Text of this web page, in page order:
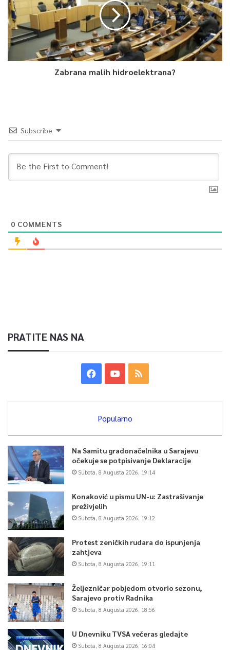
Zabrana malih hidroelektrana?
Subscribe
0 COMMENTS
PRATITE NAS NA
Popularno
Na Samitu gradonačelnika u Sarajevu
očekuje se potpisivanje Deklaracije
Subota, 8 Augusta 2026, 19:14
Konaković u pismu UN-u: Zastrašivanje
preživjelih
Subota, 8 Augusta 2026, 19:12
Protest zeničkih rudara do ispunjenja
zahtjeva
Subota, 8 Augusta 2026, 19:11
Željezničar pobjedom otvorio sezonu,
Sarajevo protiv Radnika
Subota, 8 Augusta 2026, 18:56
U Dnevniku TVSA večeras gledajte
Subota, 8 Augusta 2026, 16:04